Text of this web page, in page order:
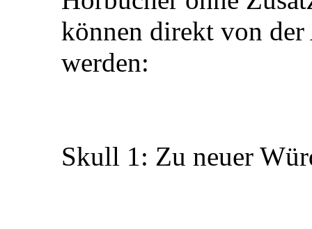
können direkt von der
werden:
Skull 1: Zu neuer